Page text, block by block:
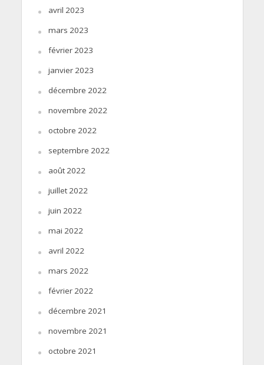
avril 2023
mars 2023
février 2023
janvier 2023
décembre 2022
novembre 2022
octobre 2022
septembre 2022
août 2022
juillet 2022
juin 2022
mai 2022
avril 2022
mars 2022
février 2022
décembre 2021
novembre 2021
octobre 2021